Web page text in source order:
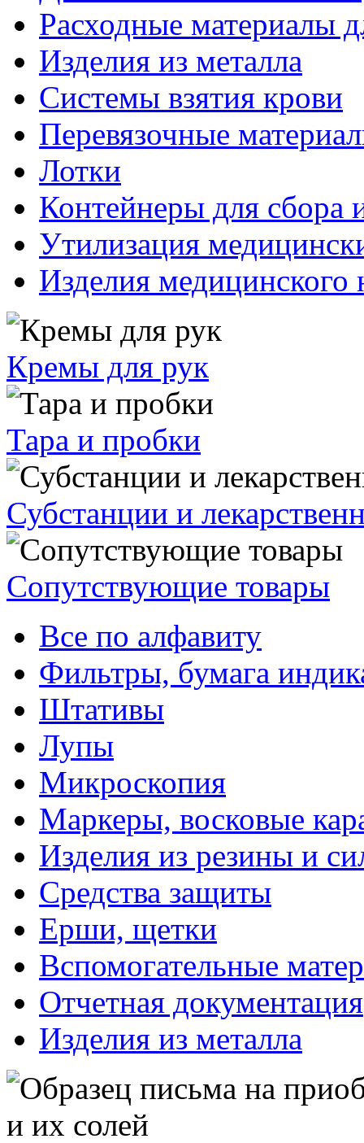
Расходные материалы
Изделия из металла
Системы взятия крови
Перевязочные
Лотки
Контейнеры для сбора
Утилизация
Изделия медицинского
Кремы для рук
Тара и пробки
Субстанции и
Сопутствующие товары
Все по алфавиту
Фильтры, бумага
Штативы
Лупы
Микроскопия
Маркеры, восковые
Изделия из резины и
Средства защиты
Ерши, щетки
Вспомогательные
Отчетная документация
Изделия из металла